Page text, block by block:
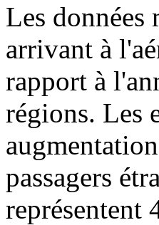
Les données
arrivant à
rapport à
régions. Les
passagers
représentent